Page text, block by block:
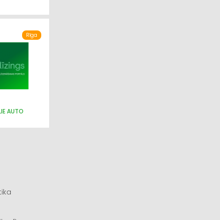
Rīga
AUTO